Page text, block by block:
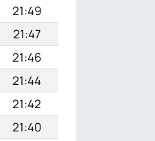
21:49
21:47
21:46
21:44
21:42
21:40